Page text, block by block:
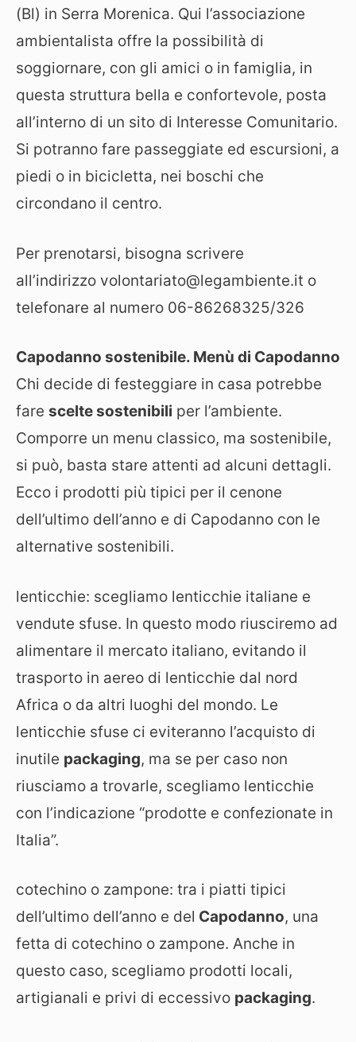
(Bl) in Serra Morenica. Qui l’associazione
ambientalista offre la possibilità di
soggiornare, con gli amici o in famiglia, in
questa struttura bella e confortevole, posta
all’interno di un sito di Interesse Comunitario.
Si potranno fare passeggiate ed escursioni, a
piedi o in bicicletta, nei boschi che
circondano il centro.
Per prenotarsi, bisogna scrivere
all’indirizzo volontariato@legambiente.it o
telefonare al numero 06-86268325/326
Capodanno sostenibile. Menù di Capodanno
Chi decide di festeggiare in casa potrebbe
fare scelte sostenibili per l’ambiente.
Comporre un menu classico, ma sostenibile,
si può, basta stare attenti ad alcuni dettagli.
Ecco i prodotti più tipici per il cenone
dell’ultimo dell’anno e di Capodanno con le
alternative sostenibili.
lenticchie: scegliamo lenticchie italiane e
vendute sfuse. In questo modo riusciremo ad
alimentare il mercato italiano, evitando il
trasporto in aereo di lenticchie dal nord
Africa o da altri luoghi del mondo. Le
lenticchie sfuse ci eviteranno l’acquisto di
inutile packaging, ma se per caso non
riusciamo a trovarle, scegliamo lenticchie
con l’indicazione “prodotte e confezionate in
Italia”.
cotechino o zampone: tra i piatti tipici
dell’ultimo dell’anno e del Capodanno, una
fetta di cotechino o zampone. Anche in
questo caso, scegliamo prodotti locali,
artigianali e privi di eccessivo packaging.